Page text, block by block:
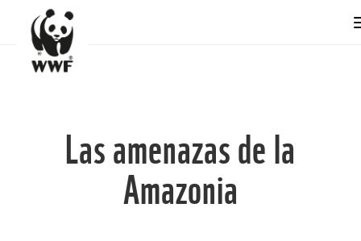
Las amenazas de la
Amazonia